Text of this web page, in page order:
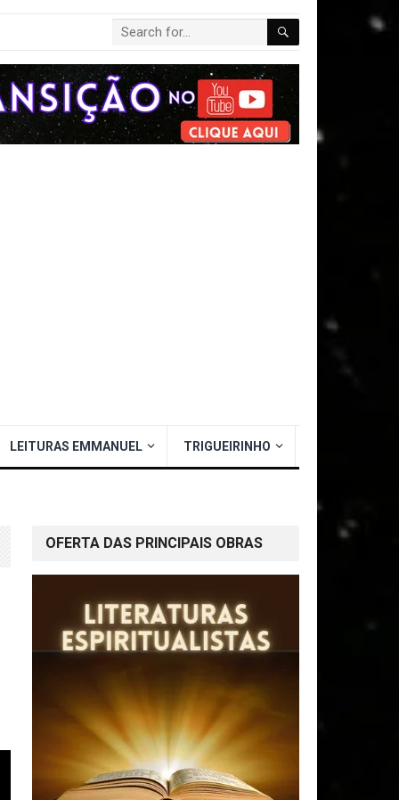
LEITURAS EMMANUEL TRIGUEIRINHO
OFERTA DAS PRINCIPAIS OBRAS